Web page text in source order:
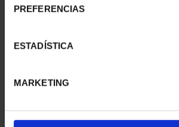
PREFERENCIAS
ESTADÍSTICA
MARKETING